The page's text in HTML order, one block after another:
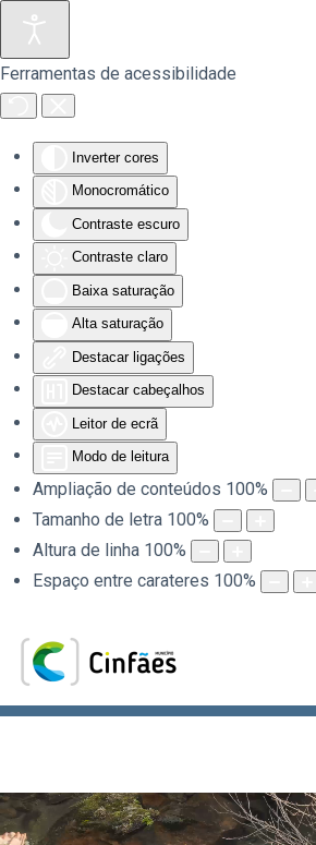
Ferramentas de acessibilidade
Inverter cores
Monocromático
Contraste escuro
Contraste claro
Baixa saturação
Alta saturação
Destacar ligações
Destacar cabeçalhos
Leitor de ecrã
Modo de leitura
Ampliação de conteúdos 100%
Tamanho de letra 100%
Altura de linha 100%
Espaço entre carateres 100%
Saltar para o conteúdo principal
.